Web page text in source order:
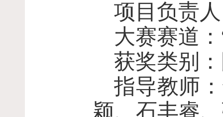
项目负责
大赛赛道
获奖类别
指导教师
颖、石丰睿